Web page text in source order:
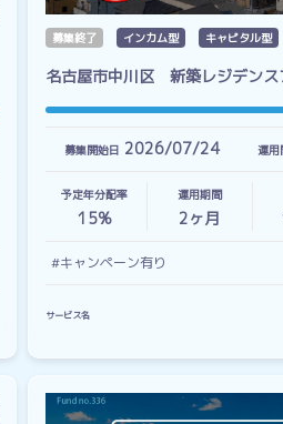
募集終了 インカム型 キャピタル型
名古屋市中川区 新築レジデンス
募集開始日 2026/07/24 運用
予定年分配率
15%
運用期間
2ヶ月
#キャンペーン有り
サービス名